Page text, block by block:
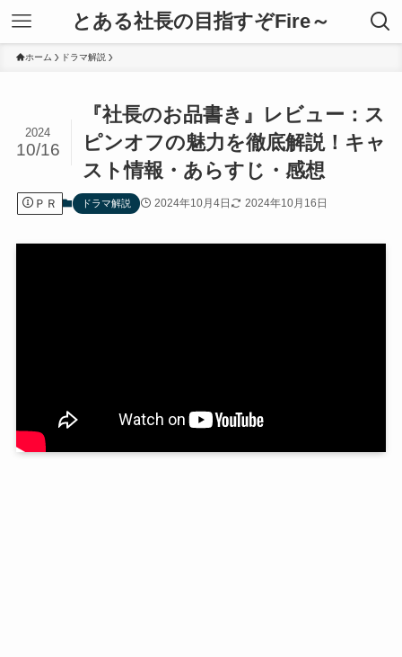
とある社長の目指すぞFire～
ホーム ドラマ解説
『社長のお品書き』レビュー：ス
ピンオフの魅力を徹底解説！キャ
スト情報・あらすじ・感想
2024
10/16
ＰＲ ドラマ解説 2024年10月4日 2024年10月16日